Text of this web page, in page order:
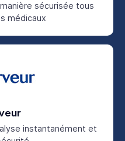
sécurisée tous
médicaux
instantanément et